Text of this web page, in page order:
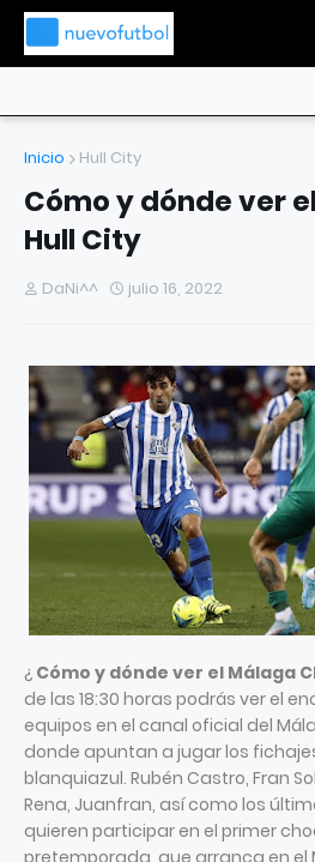
Inicio Hull City
Cómo y dónde ver
Hull City
DaNi^^ julio 16, 2022
¿ Cómo y dónde ver el Málaga
de las 18:30 horas podrás ver el
equipos en el canal oficial del
donde apuntan a jugar los
blanquiazul. Rubén Castro, Fran
Rena, Juanfran, así como los
quieren participar en el primer
pretemporada, que arranca en el